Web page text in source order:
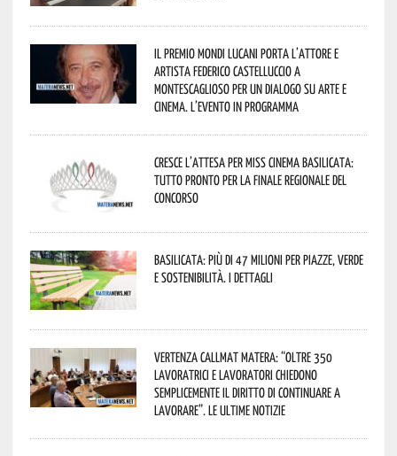
Il Premio Mondi Lucani porta l’attore e
artista Federico Castelluccio a
Montescaglioso per un dialogo su arte e
cinema. L’evento in programma
Cresce l’attesa per Miss Cinema Basilicata:
tutto pronto per la finale regionale del
concorso
Basilicata: più di 47 milioni per piazze, verde
e sostenibilità. I dettagli
Vertenza CallMat Matera: “Oltre 350
lavoratrici e lavoratori chiedono
semplicemente il diritto di continuare a
lavorare”. Le ultime notizie